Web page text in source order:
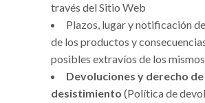
través del Sitio Web
Plazos, lugar y notificación
de los productos y
posibles extravíos de los
Devoluciones y derecho de
desistimiento (Política de